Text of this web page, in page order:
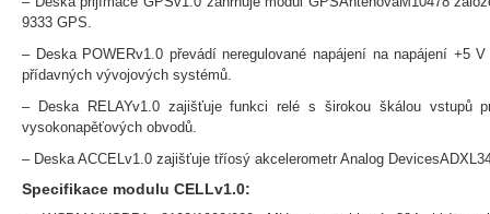
9333 GPS.
– Deska POWERv1.0 převádí neregulované napájení na napájení +5
přídavných vývojových systémů.
– Deska RELAYv1.0 zajišťuje funkci relé s širokou škálou vstupů
vysokonapěťových obvodů.
– Deska ACCELv1.0 zajišťuje tříosý akcelerometr Analog
Specifikace modulu CELLv1.0: